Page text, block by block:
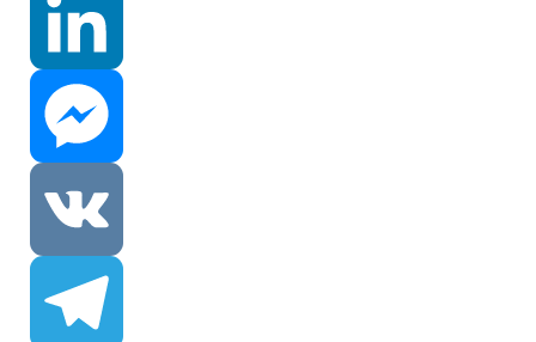
Facebook
LinkedIn
Messenger
VK